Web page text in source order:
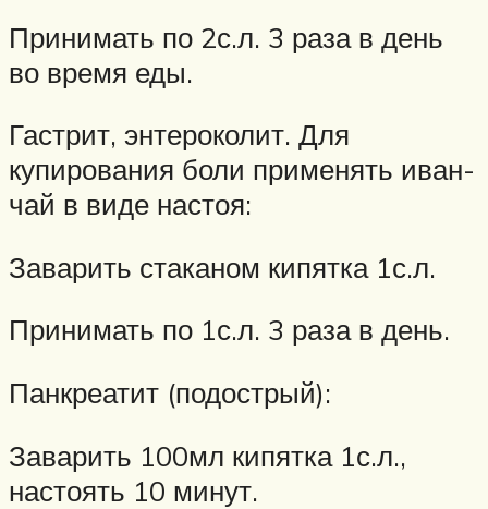
Принимать по 2с.л. 3 раза в день
во время еды.
Гастрит, энтероколит. Для
купирования боли применять иван-
чай в виде настоя:
Заварить стаканом кипятка 1с.л.
Принимать по 1с.л. 3 раза в день.
Панкреатит (подострый):
Заварить 100мл кипятка 1с.л.,
настоять 10 минут.